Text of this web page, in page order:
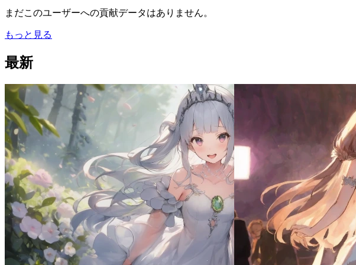
まだこのユーザーへの貢献データはありません。
もっと見る
最新